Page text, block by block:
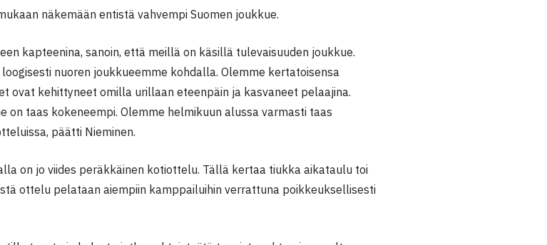
näkemään entistä vahvempi Suomen joukkue.
kapteenina, sanoin, että meillä on käsillä tulevaisuuden joukkue.
nuoren joukkueemme kohdalla. Olemme kertatoisensa
ovat kehittyneet omilla urillaan eteenpäin ja kasvaneet pelaajina.
on taas kokeneempi. Olemme helmikuun alussa varmasti taas
päätti Nieminen.
on jo viides peräkkäinen kotiottelu. Tällä kertaa tiukka aikataulu toi
ottelu pelataan aiempiin kamppailuihin verrattuna poikkeuksellisesti